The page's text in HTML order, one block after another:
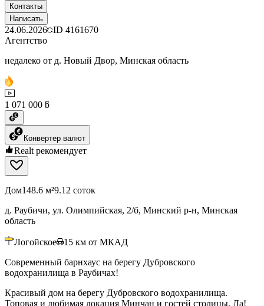
Контакты
Написать
24.06.2026 ID 4161670
Агентство
недалеко от д. Новый Двор, Минская область
1 071 000 ƃ
Конвертер валют
Realt рекомендует
Дом148.6 м²9.12 соток
д. Раубичи, ул. Олимпийская, 2/б, Минский р-н, Минская
область
Логойское 15 км от МКАД
Современный барнхаус на берегу Дубровского
водохранилища в Раубичах!
Красивый дом на берегу Дубровского водохранилища.
Топовая и любимая локация Минчан и гостей столицы. Да!